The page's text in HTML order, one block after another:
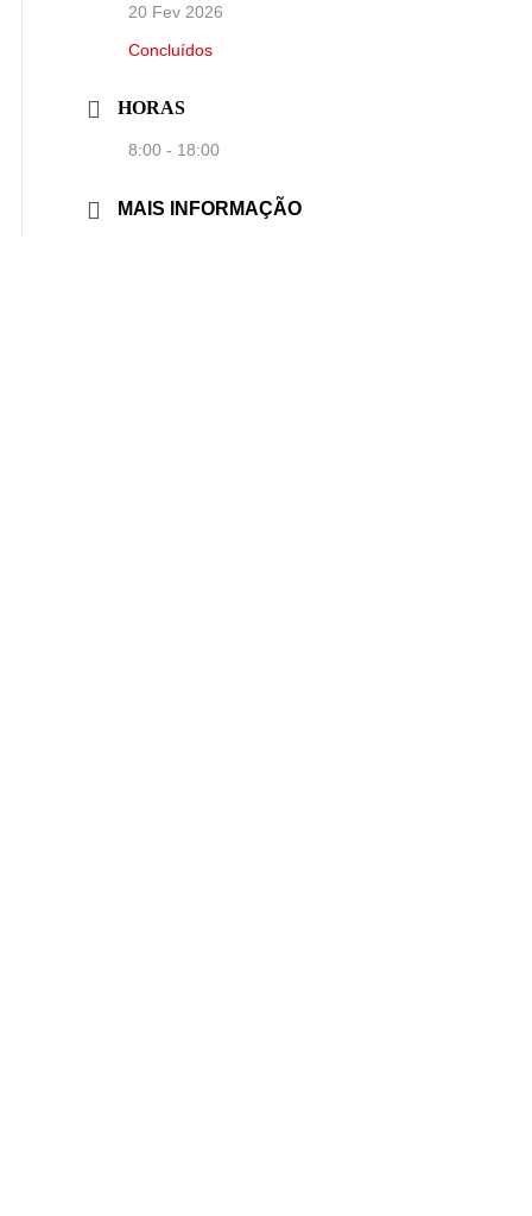
20 Fev 2026
Concluídos
HORAS
8:00 - 18:00
MAIS INFORMAÇÃO